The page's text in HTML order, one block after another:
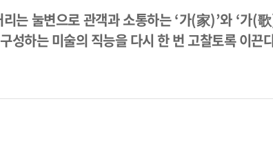
는 눌변으로 관객과 소통하는 ‘가(家)’와 ‘가(
성하는 미술의 직능을 다시 한 번 고찰토록 이끈